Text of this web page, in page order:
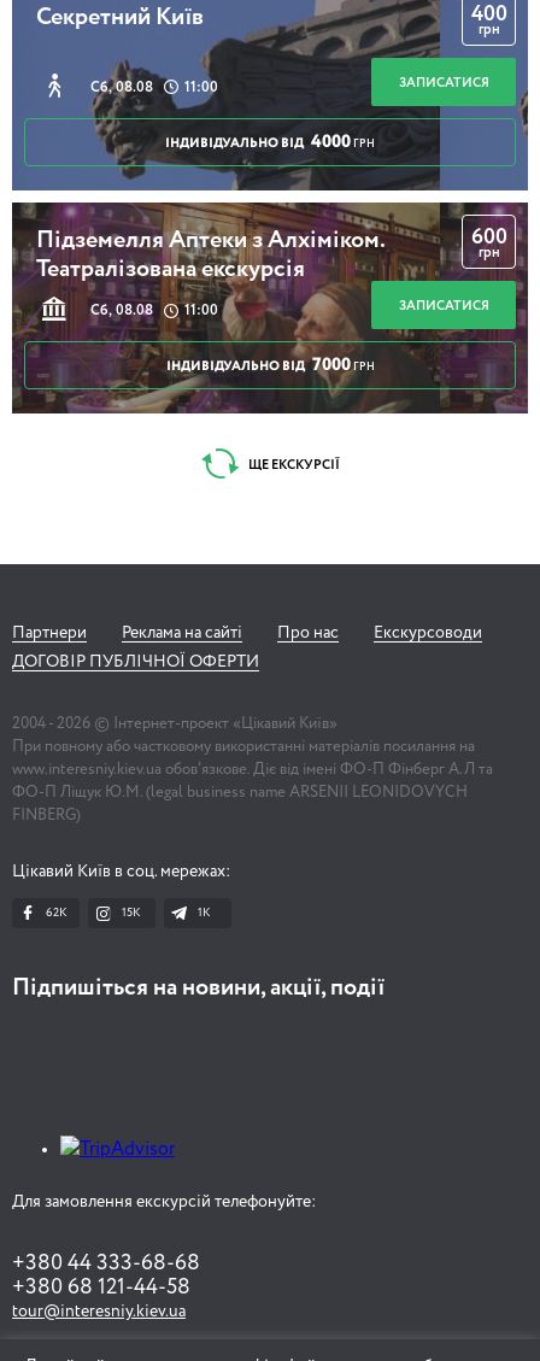
Секретний Київ
Сб, 08.08 11:00
400
грн
ЗАПИСАТИСЯ
ІНДИВІДУАЛЬНО ВІД 4000 ГРН
Підземелля Аптеки з Алхіміком.
Театралізована екскурсія
Сб, 08.08 11:00
600
грн
ЗАПИСАТИСЯ
ІНДИВІДУАЛЬНО ВІД 7000 ГРН
ЩЕ ЕКСКУРСІЇ
Партнери Реклама на сайті Про нас
Екскурсоводи
ДОГОВІР ПУБЛІЧНОЇ ОФЕРТИ
2004 - 2026 © Інтернет-проект «Цікавий Київ»
При повному або частковому використанні матеріалів посилання на
www.interesniy.kiev.ua обов'язкове. Діє від імені ФО-П Фінберг А.Л та
ФО-П Ліщук Ю.М. (legal business name ARSENII LEONIDOVYCH
FINBERG)
Цікавий Київ в соц. мережах:
62K 15K 1К
Підпишіться на новини, акції, події
Для замовлення екскурсій телефонуйте:
+380 44 333-68-68
+380 68 121-44-58
tour@interesniy.kiev.ua